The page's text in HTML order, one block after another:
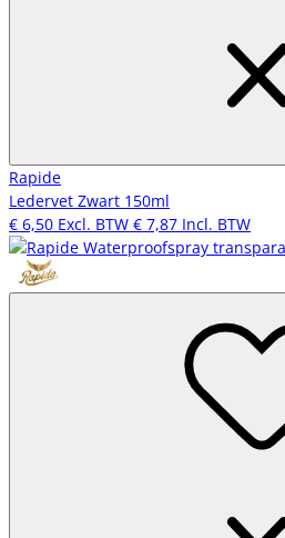
Rapide
Ledervet Zwart 150ml
€ 6,50 Excl. BTW € 7,87 Incl. BTW